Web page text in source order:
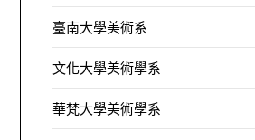
臺南大學美術系
文化大學美術學系
華梵大學美術學系